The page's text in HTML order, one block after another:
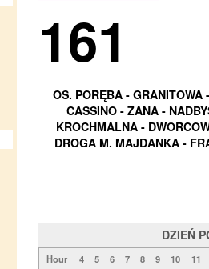
161
OS. PORĘBA -
CASSINO - ZANA -
KROCHMALNA -
DROGA M. MAJDANKA -
DZIEŃ
Hour 4 5 6 7 8 9 10
11